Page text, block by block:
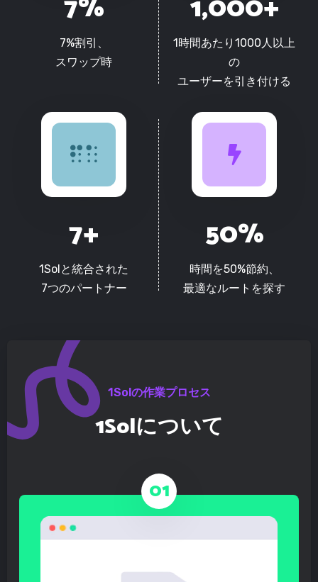
7%割引、
スワップ時
1時間あたり1000人以上
の
ユーザーを引き付ける
7+
1Solと統合された
7つのパートナー
50%
時間を50%節約、
最適なルートを探す
1Solの作業プロセス
1Solについて